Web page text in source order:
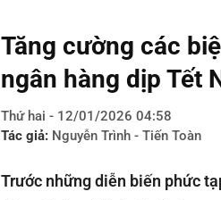
Tăng cường các
ngân hàng dịp Tết
Thứ hai - 12/01/2026 04:58
Tác giả: Nguyễn Trình - Tiến Toàn
Trước những diễn biến phức